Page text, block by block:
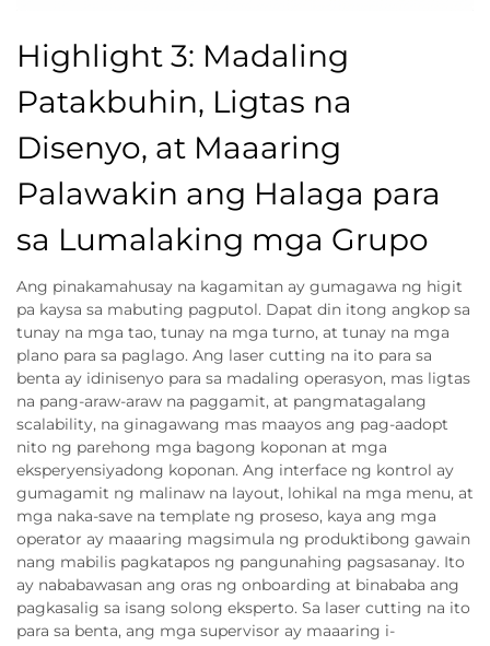
Highlight 3: Madaling
Patakbuhin, Ligtas na
Disenyo, at Maaaring
Palawakin ang Halaga para
sa Lumalaking mga Grupo
Ang pinakamahusay na kagamitan ay gumagawa ng higit
pa kaysa sa mabuting pagputol. Dapat din itong angkop sa
tunay na mga tao, tunay na mga turno, at tunay na mga
plano para sa paglago. Ang laser cutting na ito para sa
benta ay idinisenyo para sa madaling operasyon, mas ligtas
na pang-araw-araw na paggamit, at pangmatagalang
scalability, na ginagawang mas maayos ang pag-aadopt
nito ng parehong mga bagong koponan at mga
eksperyensiyadong koponan. Ang interface ng kontrol ay
gumagamit ng malinaw na layout, lohikal na mga menu, at
mga naka-save na template ng proseso, kaya ang mga
operator ay maaaring magsimula ng produktibong gawain
nang mabilis pagkatapos ng pangunahing pagsasanay. Ito
ay nababawasan ang oras ng onboarding at binababa ang
pagkasalig sa isang solong eksperto. Sa laser cutting na ito
para sa benta, ang mga supervisor ay maaaring i-